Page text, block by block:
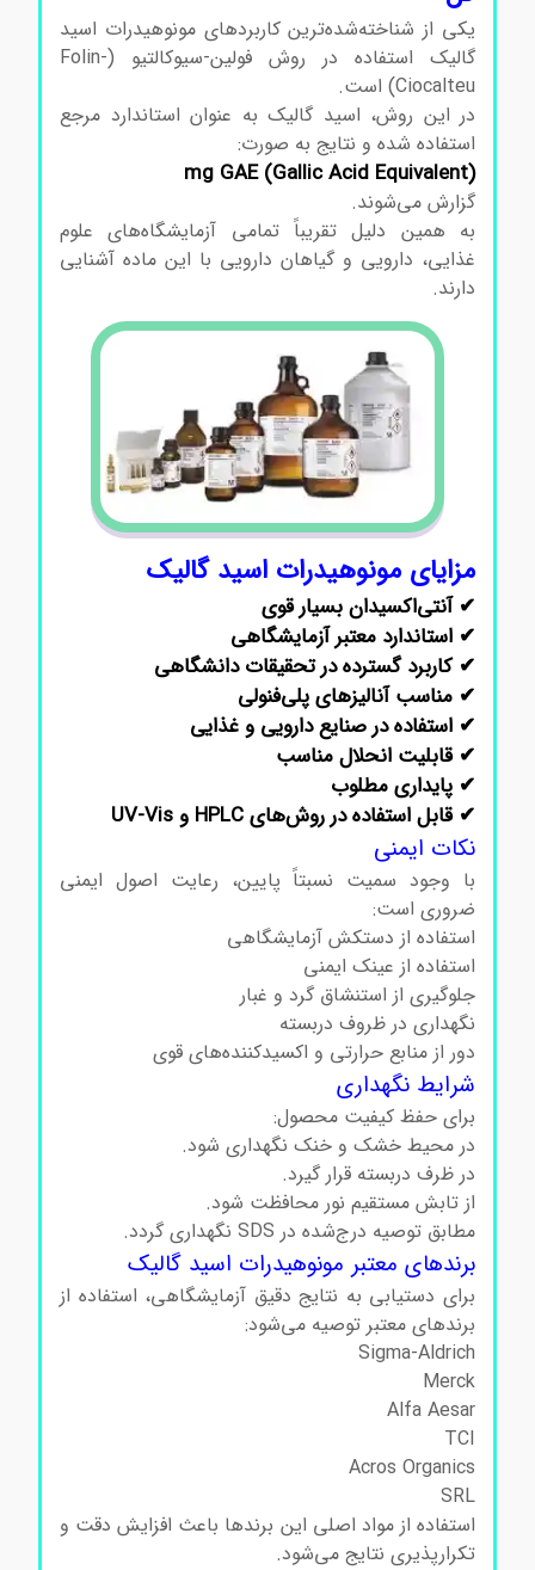
یکی از شناخته‌شده‌ترین کاربردهای مونوهیدرات اسید
گالیک استفاده در روش فولین-سیوکالتیو (Folin-
Ciocalteu) است.
در این روش، اسید گالیک به عنوان استاندارد مرجع
استفاده شده و نتایج به صورت:
mg GAE (Gallic Acid Equivalent)
گزارش می‌شوند.
به همین دلیل تقریباً تمامی آزمایشگاه‌های علوم
غذایی، دارویی و گیاهان دارویی با این ماده آشنایی
دارند.
مزایای مونوهیدرات اسید گالیک
✔ آنتی‌اکسیدان بسیار قوی
✔ استاندارد معتبر آزمایشگاهی
✔ کاربرد گسترده در تحقیقات دانشگاهی
✔ مناسب آنالیزهای پلی‌فنولی
✔ استفاده در صنایع دارویی و غذایی
✔ قابلیت انحلال مناسب
✔ پایداری مطلوب
✔ قابل استفاده در روش‌های HPLC و UV-Vis
نکات ایمنی
با وجود سمیت نسبتاً پایین، رعایت اصول ایمنی
ضروری است:
استفاده از دستکش آزمایشگاهی
استفاده از عینک ایمنی
جلوگیری از استنشاق گرد و غبار
نگهداری در ظروف دربسته
دور از منابع حرارتی و اکسیدکننده‌های قوی
شرایط نگهداری
برای حفظ کیفیت محصول:
در محیط خشک و خنک نگهداری شود.
در ظرف دربسته قرار گیرد.
از تابش مستقیم نور محافظت شود.
مطابق توصیه درج‌شده در SDS نگهداری گردد.
برندهای معتبر مونوهیدرات اسید گالیک
برای دستیابی به نتایج دقیق آزمایشگاهی، استفاده از
برندهای معتبر توصیه می‌شود:
Sigma-Aldrich
Merck
Alfa Aesar
TCI
Acros Organics
SRL
استفاده از مواد اصلی این برندها باعث افزایش دقت و
تکرارپذیری نتایج می‌شود.